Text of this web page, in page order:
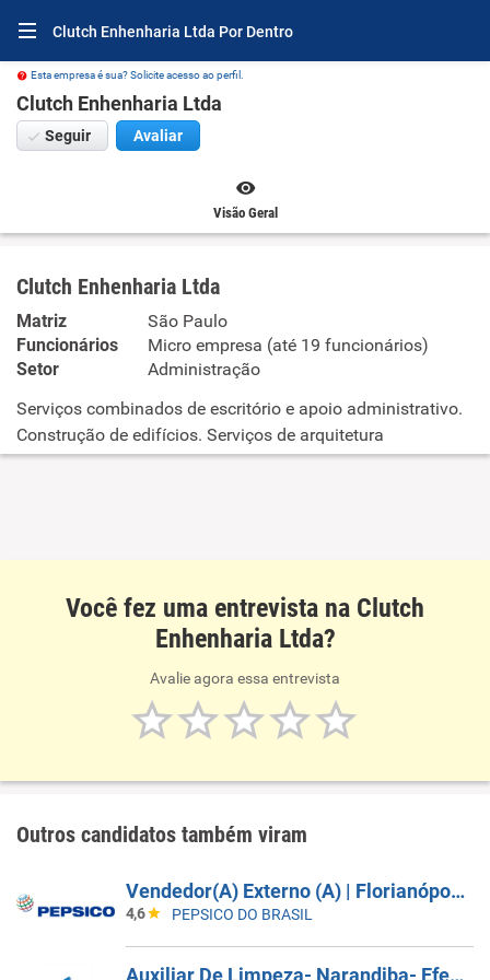
Clutch Enhenharia Ltda Por Dentro
Esta empresa é sua? Solicite acesso ao perfil.
Clutch Enhenharia Ltda
Seguir Avaliar
Visão Geral
Clutch Enhenharia Ltda
Matriz
São Paulo
Funcionários
Micro empresa (até 19 funcionários)
Setor
Administração
Serviços combinados de escritório e apoio administrativo.
Construção de edifícios. Serviços de arquitetura
Você fez uma entrevista na Clutch
Enhenharia Ltda?
Avalie agora essa entrevista
Outros candidatos também viram
Vendedor(A) Externo (A) | Florianópolis, São Jose, Palhoça
4,6 PEPSICO DO BRASIL
Auxiliar De Limpeza- Narandiba- Efetivo